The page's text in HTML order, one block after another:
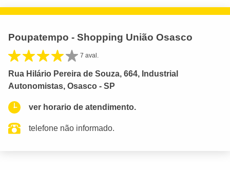
Poupatempo - Shopping União Osasco
7 aval.
Rua Hilário Pereira de Souza, 664, Industrial
Autonomistas, Osasco - SP
ver horario de atendimento.
telefone não informado.